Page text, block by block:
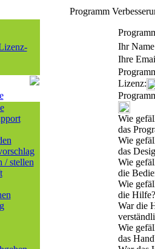
/ stellen
Programm
Ihr
Ihre
Lizenz:
Wie
das
Wie
das
Wie
die
Wie
die Hilfe?
War die
Wie
das